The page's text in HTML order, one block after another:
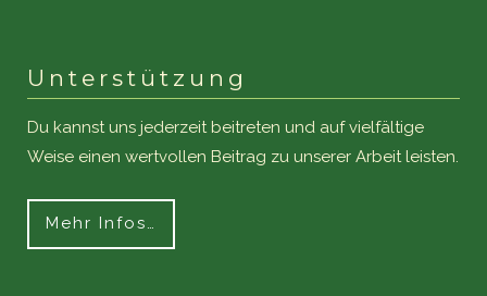
Unterstützung
Du kannst uns jederzeit beitreten und auf vielfältige
Weise einen wertvollen Beitrag zu unserer Arbeit leisten.
Mehr Infos…